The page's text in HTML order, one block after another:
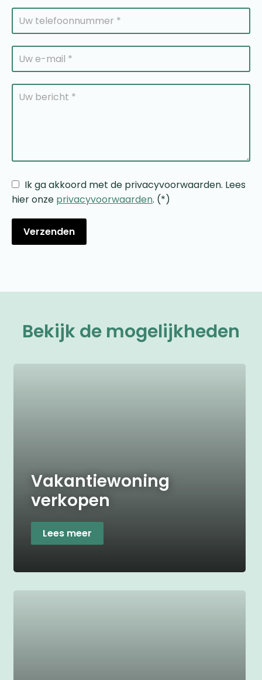
Ik ga akkoord met de privacyvoorwaarden. Lees
hier onze privacyvoorwaarden. (*)
Bekijk de mogelijkheden
Vakantiewoning
verkopen
Lees meer